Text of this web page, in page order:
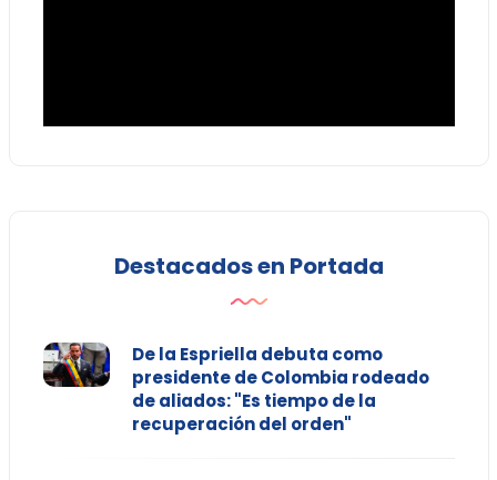
Destacados en Portada
De la Espriella debuta como
presidente de Colombia rodeado
de aliados: "Es tiempo de la
recuperación del orden"